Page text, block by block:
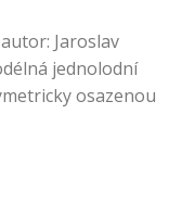
Jaroslav
jednolodní
osazenou